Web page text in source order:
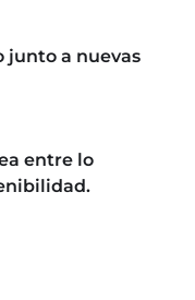
junto a nuevas
entre lo